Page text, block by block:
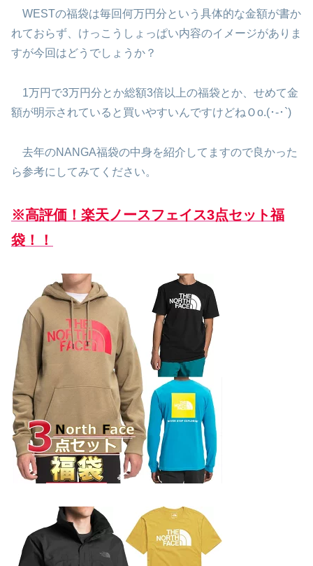
WESTの福袋は毎回何万円分という具体的な金額が書か
れておらず、けっこうしょっぱい内容のイメージがありま
すが今回はどうでしょうか？
1万円で3万円分とか総額3倍以上の福袋とか、せめて金
額が明示されていると買いやすいんですけどねＯo.(･-･`)
去年のNANGA福袋の中身を紹介してますので良かった
ら参考にしてみてください。
※高評価！楽天ノースフェイス3点セット福
袋！！